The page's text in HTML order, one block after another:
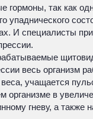
так как
И специалисты
весь организм
веса, учащается
в
гневу, а